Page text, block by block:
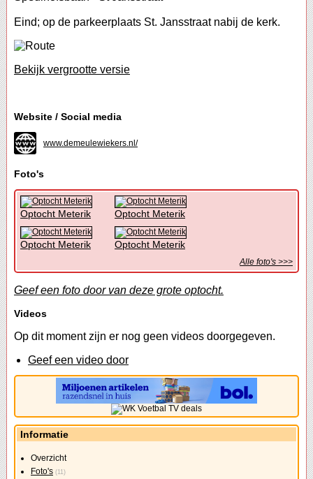
Eind; op de parkeerplaats St. Jansstraat nabij de kerk.
Bekijk vergrootte versie
Website / Social media
www.demeulewiekers.nl/
Foto's
Optocht Meterik Optocht Meterik
Optocht Meterik Optocht Meterik
Alle foto's >>>
Geef een foto door van deze grote optocht.
Videos
Op dit moment zijn er nog geen videos doorgegeven.
Geef een video door
Informatie
Overzicht
Foto's (11)